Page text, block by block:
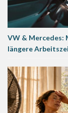
VW & Mercedes:
längere